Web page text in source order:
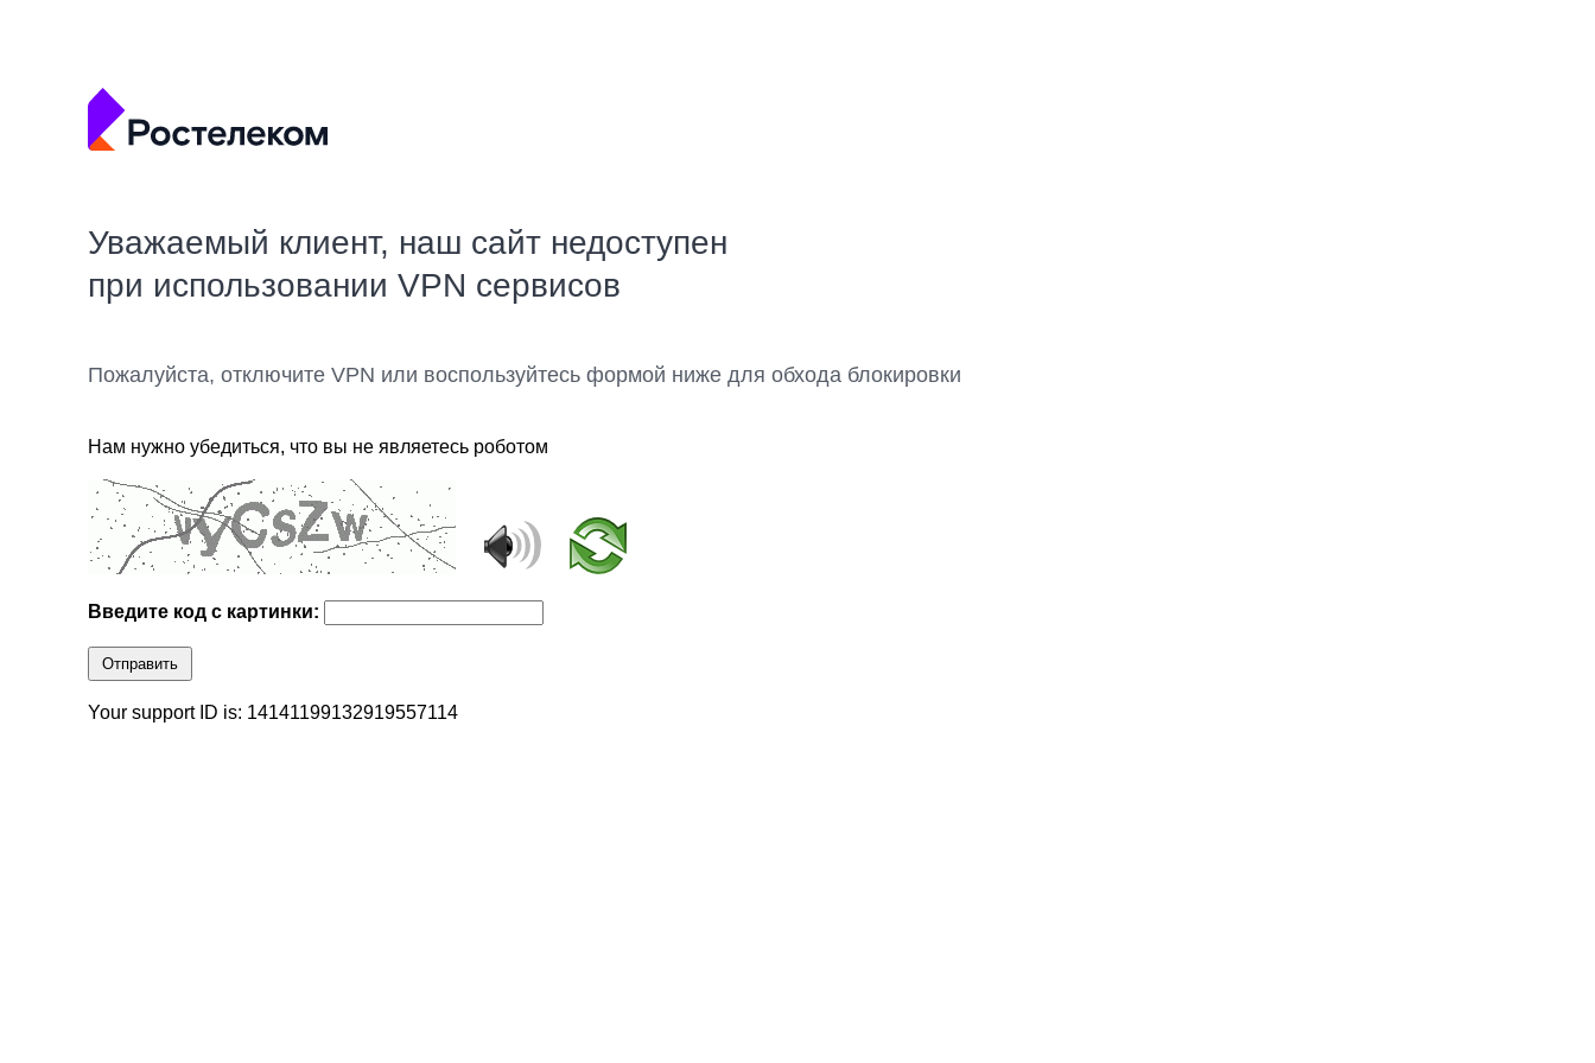
Уважаемый клиент, наш сайт недоступен
при использовании VPN сервисов
Пожалуйста, отключите VPN или воспользуйтесь формой ниже для обхода блокировки
Нам нужно убедиться, что вы не являетесь роботом
Введите код с картинки:
Отправить
Your support ID is: 14141199132919557114